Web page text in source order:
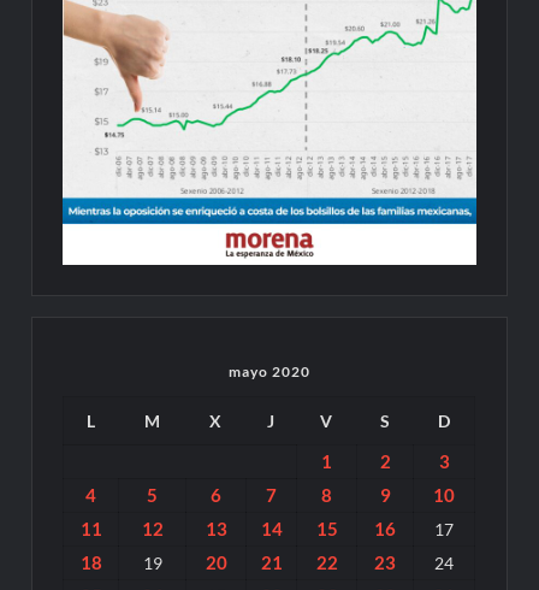
mayo 2020
L M X J V S D
1 2
3
4
5 6 7 8 9
10
11
12 13 14 15 16 17
18 19 20 21 22 23 24